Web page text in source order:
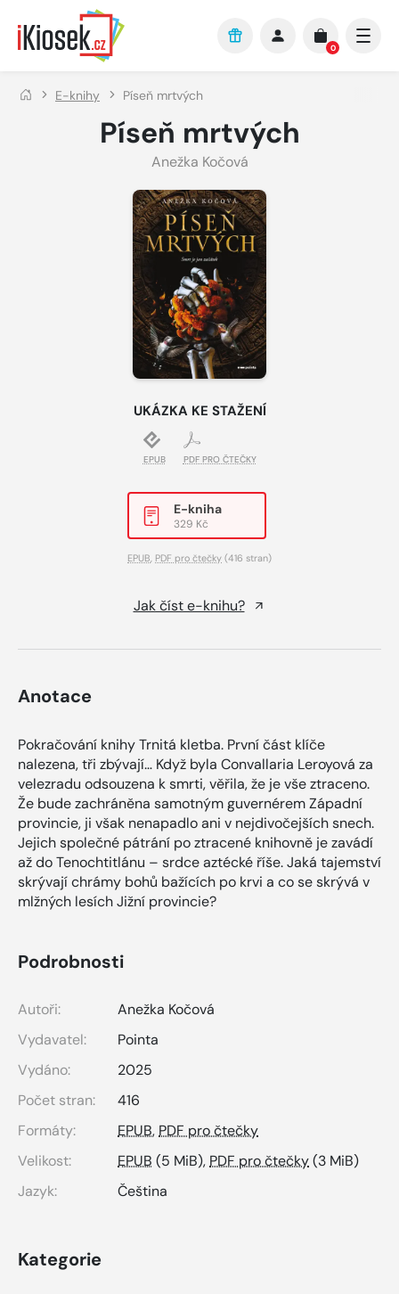
Přejít na hlavní obsah
0
E-knihy Píseň mrtvých
Píseň mrtvých
Anežka Kočová
UKÁZKA KE STAŽENÍ
EPUB PDF PRO ČTEČKY
E-kniha
329 Kč
EPUB, PDF pro čtečky (416 stran)
Jak číst e-knihu?
Anotace
Pokračování knihy Trnitá kletba. První část klíče
nalezena, tři zbývají… Když byla Convallaria Leroyová za
velezradu odsouzena k smrti, věřila, že je vše ztraceno.
Že bude zachráněna samotným guvernérem Západní
provincie, ji však nenapadlo ani v nejdivočejších snech.
Jejich společné pátrání po ztracené knihovně je zavádí
až do Tenochtitlánu – srdce aztécké říše. Jaká tajemství
skrývají chrámy bohů bažících po krvi a co se skrývá v
mlžných lesích Jižní provincie?
Podrobnosti
Autoři:
Anežka Kočová
Vydavatel:
Pointa
Vydáno:
2025
Počet stran:
416
Formáty:
EPUB, PDF pro čtečky
Velikost:
EPUB (5 MiB), PDF pro čtečky(3 MiB)
Jazyk:
Čeština
Kategorie